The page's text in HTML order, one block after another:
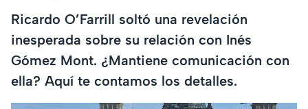
Ricardo O’Farrill soltó una revelación
inesperada sobre su relación con Inés
Gómez Mont. ¿Mantiene comunicación con
ella? Aquí te contamos los detalles.